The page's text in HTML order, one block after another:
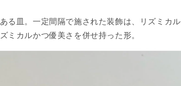
る皿。一定間隔で施された装飾は、リズミカル
ミカルかつ優美さを併せ持った形。